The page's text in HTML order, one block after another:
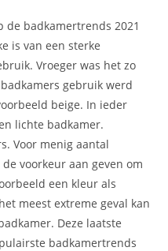
de badkamertrends 2021
is van een sterke
Vroeger was het zo
gebruik werd
beige. In ieder
lichte badkamer.
Voor menig aantal
voorkeur aan geven om
een kleur als
meest extreme geval kan
Deze laatste
badkamertrends